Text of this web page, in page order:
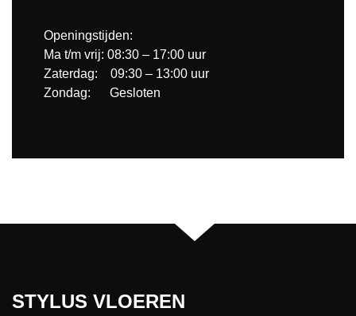
Openingstijden:
Ma t/m vrij: 08:30 – 17:00 uur
Zaterdag: 09:30 – 13:00 uur
Zondag: Gesloten
STYLUS VLOEREN